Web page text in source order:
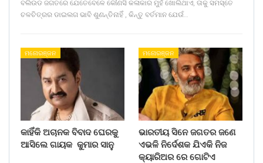
ବଲିଉଡ ଜଗତରେ ଯେତେବେଳେ କୌଣସି କଳାକାର ମୁହଁ ଖୋଲିଥାଏ, ତାକୁ ସମସ୍ତେ
ଚଳଚିତ୍ରର ଡାଇଲଗ ଭାବି ଶୁଣନ୍ତିନାହିଁ , କିନ୍ତୁ ବର୍ତମାନ ଯେଉଁ…
ମନୋରଞ୍ଜନ
କାହିଁକି ଅଚାନକ ବିବାଦ ଘେରକୁ
ଆସିଲେ ଗାୟକ କୁମାର ସାନୁ
ମନୋରଞ୍ଜନ
ଭାରତୀୟ ସିନେ ଜଗତର ଜଣେ
ଏଭଳି ନିର୍ଦେଶକ ଯିଏକି ନିଜ
କ୍ୟାରିଅର ରେ ଗୋଟିଏ